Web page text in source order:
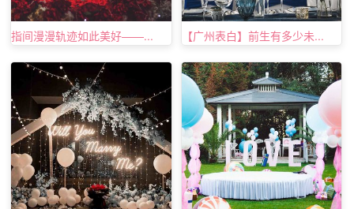
指间漫漫轨迹如此美好——... 【广州表白】前生有多少未...